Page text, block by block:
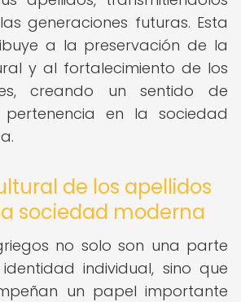
generaciones futuras. Esta
a la preservación de la
y al fortalecimiento de los
creando un sentido de
en la sociedad
de los apellidos
sociedad moderna
no solo son una parte
individual, sino que
un papel importante